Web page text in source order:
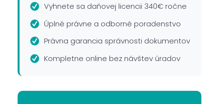
Vyhnete sa daňovej licencii 340€ ročne
Úplné právne a odborné poradenstvo
Právna garancia správnosti dokumentov
Kompletne online bez návštev úradov